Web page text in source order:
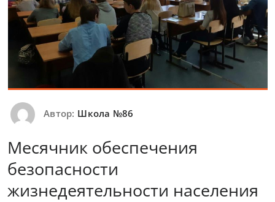
Автор: Школа №86
Месячник обеспечения
безопасности
жизнедеятельности населения